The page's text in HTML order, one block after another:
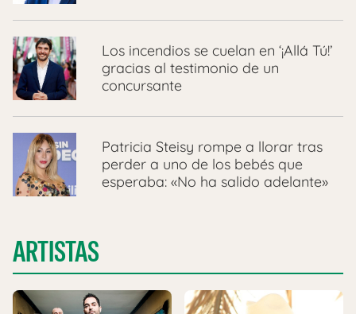
Los incendios se cuelan en ‘¡Allá Tú!’
gracias al testimonio de un
concursante
Patricia Steisy rompe a llorar tras
perder a uno de los bebés que
esperaba: «No ha salido adelante»
ARTISTAS